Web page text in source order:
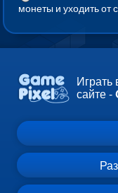
монеты и уходить от
Играть
сайте -